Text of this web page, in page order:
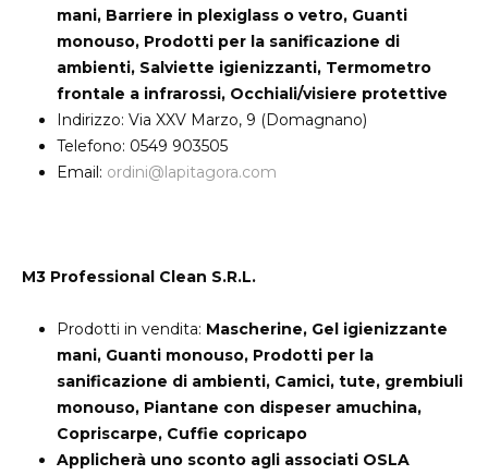
mani, Barriere in plexiglass o vetro, Guanti
monouso, Prodotti per la sanificazione di
ambienti, Salviette igienizzanti, Termometro
frontale a infrarossi, Occhiali/visiere protettive
Indirizzo: Via XXV Marzo, 9 (Domagnano)
Telefono: 0549 903505
Email: ordini@lapitagora.com
M3 Professional Clean S.R.L.
Prodotti in vendita: Mascherine, Gel igienizzante
mani, Guanti monouso, Prodotti per la
sanificazione di ambienti, Camici, tute, grembiuli
monouso, Piantane con dispeser amuchina,
Copriscarpe, Cuffie copricapo
Applicherà uno sconto agli associati OSLA